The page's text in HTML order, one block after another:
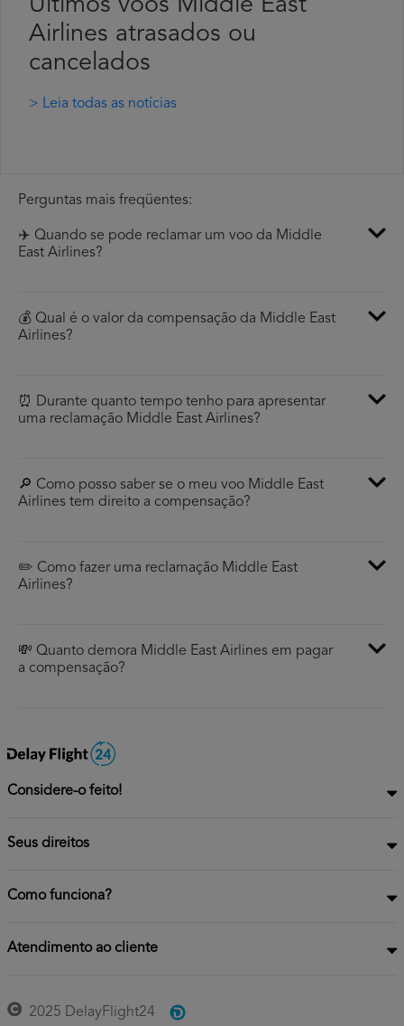
Últimos voos Middle East
Airlines atrasados ou
cancelados
> Leia todas as notícias
Perguntas mais freqüentes:
✈️ Quando se pode reclamar um voo da Middle
East Airlines?
💰 Qual é o valor da compensação da Middle East
Airlines?
⏰ Durante quanto tempo tenho para apresentar
uma reclamação Middle East Airlines?
🔎 Como posso saber se o meu voo Middle East
Airlines tem direito a compensação?
✏️ Como fazer uma reclamação Middle East
Airlines?
💸 Quanto demora Middle East Airlines em pagar
a compensação?
Considere-o feito!
Seus direitos
Como funciona?
Atendimento ao cliente
2025 DelayFlight24